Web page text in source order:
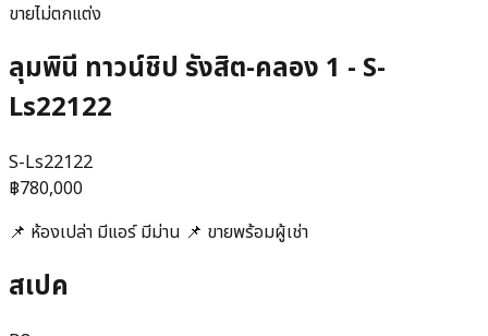
ขายไม่ตกแต่ง
ลุมพินี ทาวน์ชิป รังสิต-คลอง 1 - S-
Ls22122
S-Ls22122
฿780,000
📌 ห้องเปล่า มีแอร์ มีม่าน 📌 ขายพร้อมผู้เช่า
สเปค